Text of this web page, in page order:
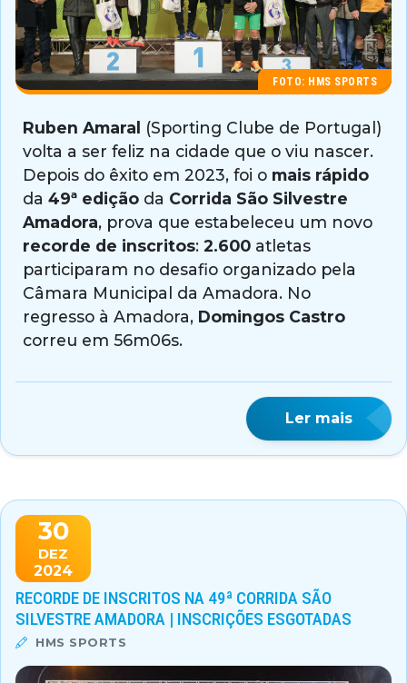
FOTO: HMS SPORTS
Ruben Amaral
(Sporting Clube de Portugal)
volta a ser feliz na cidade que o viu nascer.
Depois do êxito em 2023, foi o mais rápido
da 49ª edição da Corrida São Silvestre
Amadora, prova que estabeleceu um novo
recorde de inscritos: 2.600 atletas
participaram no desafio organizado pela
Câmara Municipal da Amadora. No
regresso à Amadora, Domingos Castro
correu em 56m06s.
Ler mais
30
DEZ
2024
RECORDE DE INSCRITOS NA 49ª CORRIDA SÃO
SILVESTRE AMADORA | INSCRIÇÕES ESGOTADAS
HMS SPORTS